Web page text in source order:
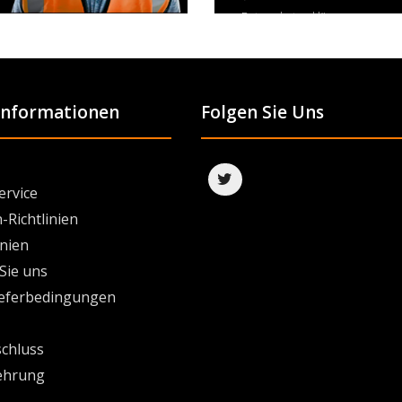
Datenschutzerklärung
Richtlinien
uns
Folgen Sie Uns